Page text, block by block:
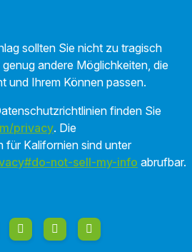
sollten Sie nicht zu tragisch
andere Möglichkeiten, die
und Ihrem Können passen.
finden Sie
privacy. Die
für Kalifornien sind unter
not-sell-my-info abrufbar.